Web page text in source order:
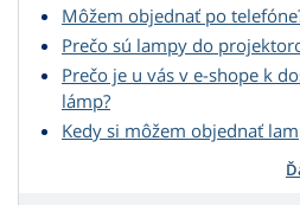
Môžem objednať po
Prečo sú lampy do
Prečo je u vás v e-shope k
lámp?
Kedy si môžem objednať